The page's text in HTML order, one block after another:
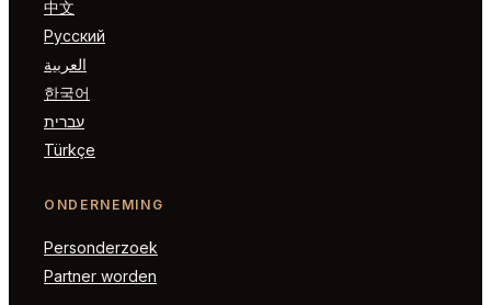
中文
Русский
العربية
한국어
עברית
Türkçe
ONDERNEMING
Personderzoek
Partner worden